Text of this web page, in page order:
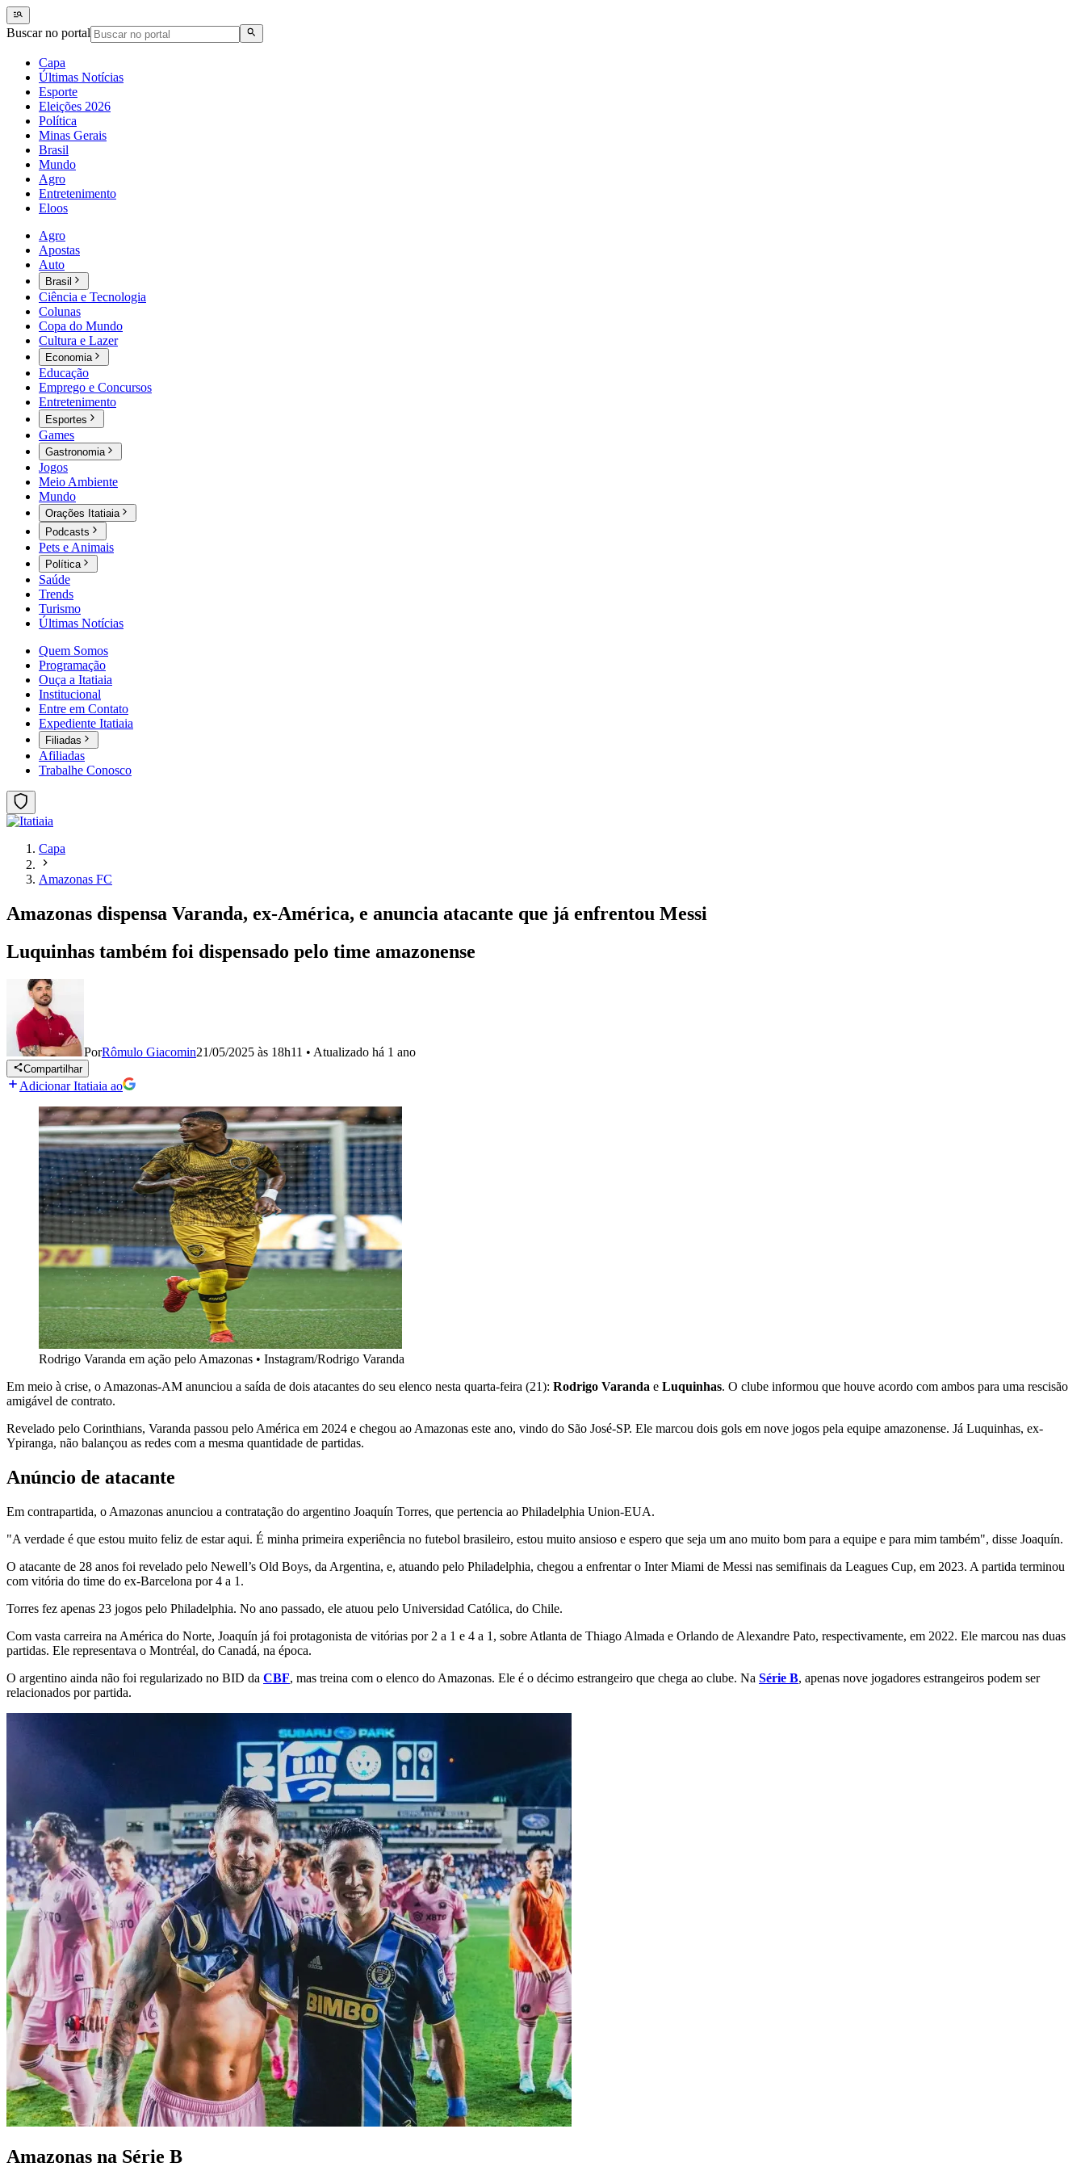
Buscar no portal
Capa
Últimas Notícias
Esporte
Eleições 2026
Política
Minas Gerais
Brasil
Mundo
Agro
Entretenimento
Eloos
Agro
Apostas
Auto
Brasil
Ciência e Tecnologia
Colunas
Copa do Mundo
Cultura e Lazer
Economia
Educação
Emprego e Concursos
Entretenimento
Esportes
Games
Gastronomia
Jogos
Meio Ambiente
Mundo
Orações Itatiaia
Podcasts
Pets e Animais
Política
Saúde
Trends
Turismo
Últimas Notícias
Quem Somos
Programação
Ouça a Itatiaia
Institucional
Entre em Contato
Expediente Itatiaia
Filiadas
Afiliadas
Trabalhe Conosco
Capa
Amazonas FC
Amazonas dispensa Varanda, ex-América, e anuncia atacante que já enfrentou Messi
Luquinhas também foi dispensado pelo time amazonense
PorRômulo Giacomin21/05/2025 às 18h11 • Atualizado há 1 ano
Compartilhar
Adicionar Itatiaia ao
Rodrigo Varanda em ação pelo Amazonas • Instagram/Rodrigo Varanda
Em meio à crise, o Amazonas-AM anunciou a saída de dois atacantes do seu elenco nesta quarta-feira (21): Rodrigo Varanda e Luquinhas. O clube informou que houve acordo com ambos para uma rescisão
amigável de contrato.
Revelado pelo Corinthians, Varanda passou pelo América em 2024 e chegou ao Amazonas este ano, vindo do São José-SP. Ele marcou dois gols em nove jogos pela equipe amazonense. Já Luquinhas, ex-
Ypiranga, não balançou as redes com a mesma quantidade de partidas.
Anúncio de atacante
Em contrapartida, o Amazonas anunciou a contratação do argentino Joaquín Torres, que pertencia ao Philadelphia Union-EUA.
"A verdade é que estou muito feliz de estar aqui. É minha primeira experiência no futebol brasileiro, estou muito ansioso e espero que seja um ano muito bom para a equipe e para mim também", disse Joaquín.
O atacante de 28 anos foi revelado pelo Newell’s Old Boys, da Argentina, e, atuando pelo Philadelphia, chegou a enfrentar o Inter Miami de Messi nas semifinais da Leagues Cup, em 2023. A partida terminou
com vitória do time do ex-Barcelona por 4 a 1.
Torres fez apenas 23 jogos pelo Philadelphia. No ano passado, ele atuou pelo Universidad Católica, do Chile.
Com vasta carreira na América do Norte, Joaquín já foi protagonista de vitórias por 2 a 1 e 4 a 1, sobre Atlanta de Thiago Almada e Orlando de Alexandre Pato, respectivamente, em 2022. Ele marcou nas duas
partidas. Ele representava o Montréal, do Canadá, na época.
O argentino ainda não foi regularizado no BID da CBF, mas treina com o elenco do Amazonas. Ele é o décimo estrangeiro que chega ao clube. Na Série B, apenas nove jogadores estrangeiros podem ser
relacionados por partida.
Amazonas na Série B